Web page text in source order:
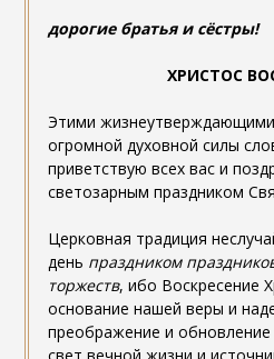
дорогие братья и сёстры!
ХРИСТОС
Этими
огромной духовной силы
приветствую всех вас и
светозарным праздником
Церковная традиция
день праздником
торжеств, ибо Воскресение
основание нашей веры и
преображение и